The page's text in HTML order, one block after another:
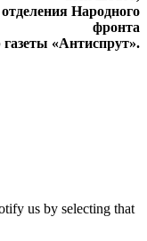
Народного
фронта
«Антиспрут».
us by selecting that